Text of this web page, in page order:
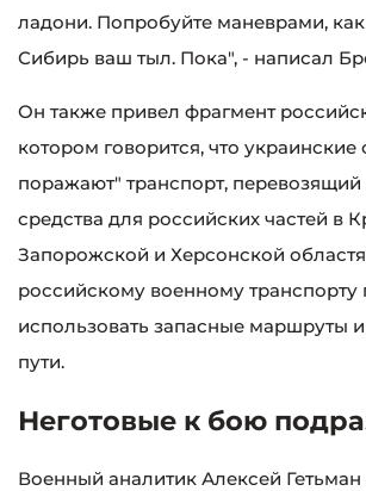
ладони. Попробуйте маневрами,
Сибирь ваш тыл. Пока", - написал
Он также привел фрагмент
котором говорится, что
поражают" транспорт,
средства для российских частей в
Запорожской и Херсонской
российскому военному транспорту
использовать запасные маршруты
пути.
Неготовые к бою
Военный аналитик Алексей Гетьман